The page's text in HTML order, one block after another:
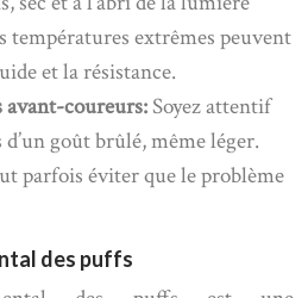
températures extrêmes peuvent
et la résistance.
avant-coureurs: Soyez attentif
goût brûlé, même léger.
parfois éviter que le problème
des puffs